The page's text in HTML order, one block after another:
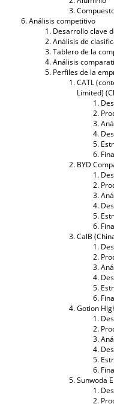
Análisis competitivo
Desarrollo clave
Análisis de
Tablero de la
Análisis
Perfiles de la
CATL
Limited)
BYD
CalB
Gotion
Sunwoda